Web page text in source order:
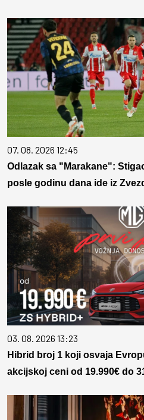
07. 08. 2026 12:45
Odlazak sa "Marakane":
posle godinu dana ide iz
03. 08. 2026 13:23
Hibrid broj 1 koji osvaja
akcijskoj ceni od 19.990€ do